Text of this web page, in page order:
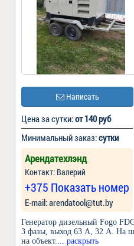
Написать
Цена за сутки:от 140 руб
Минимальный заказ:сутки
Арендатехлэнд
Контакт: Валерий
+375 Показать номер
Е-mail: arendatool@tut.by
Генератор дизельный Fogo
3 фазы, выход 63 А, 32 А. На
на объект.
... раскрыть